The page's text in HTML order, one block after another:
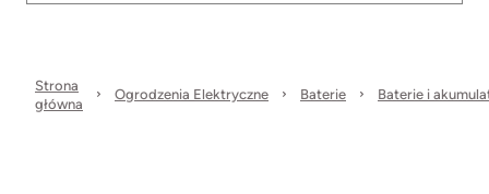
Strona
główna
Ogrodzenia Elektryczne Baterie Baterie i